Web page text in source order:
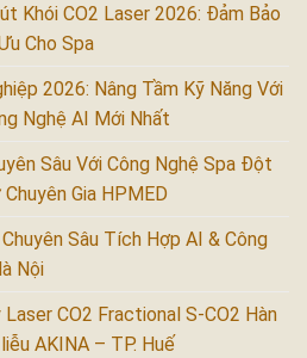
Khói CO2 Laser 2026: Đảm Bảo
Cho Spa
2026: Nâng Tầm Kỹ Năng Với
Nghệ AI Mới Nhất
Sâu Với Công Nghệ Spa Đột
Gia HPMED
Sâu Tích Hợp AI & Công
Nội
CO2 Fractional S-CO2 Hàn
AKINA – TP. Huế